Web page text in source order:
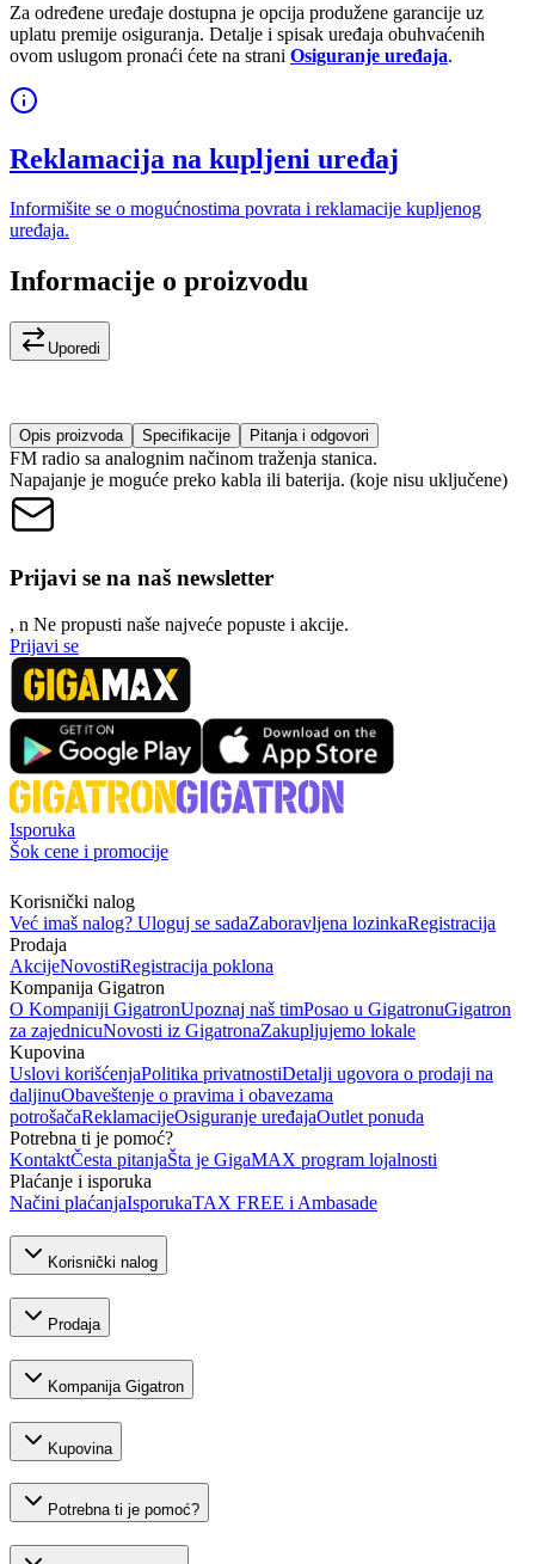
Za određene uređaje dostupna je opcija produžene garancije uz
uplatu premije osiguranja. Detalje i spisak uređaja obuhvaćenih
ovom uslugom pronaći ćete na strani Osiguranje uređaja.
Reklamacija na kupljeni uređaj
Informišite se o mogućnostima povrata i reklamacije kupljenog
uređaja.
Informacije o proizvodu
Uporedi
Opis proizvoda Specifikacije Pitanja i odgovori
FM radio sa analognim načinom traženja stanica.
Napajanje je moguće preko kabla ili baterija. (koje nisu uključene)
Prijavi se na naš newsletter
, n Ne propusti naše najveće popuste i akcije.
Prijavi se
Isporuka
Šok cene i promocije
Korisnički nalog
Već imaš nalog? Uloguj se sadaZaboravljena lozinkaRegistracija
Prodaja
AkcijeNovostiRegistracija poklona
Kompanija Gigatron
O Kompaniji GigatronUpoznaj naš timPosao u GigatronuGigatron
za zajednicuNovosti iz GigatronaZakupljujemo lokale
Kupovina
Uslovi korišćenjaPolitika privatnostiDetalji ugovora o prodaji na
daljinuObaveštenje o pravima i obavezama
potrošačaReklamacijeOsiguranje uređajaOutlet ponuda
Potrebna ti je pomoć?
KontaktČesta pitanjaŠta je GigaMAX program lojalnosti
Plaćanje i isporuka
Načini plaćanjaIsporukaTAX FREE i Ambasade
Korisnički nalog
Prodaja
Kompanija Gigatron
Kupovina
Potrebna ti je pomoć?